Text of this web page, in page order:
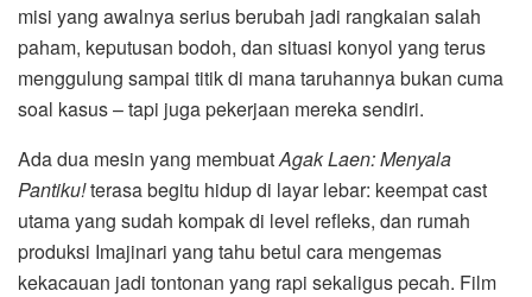
misi yang awalnya serius berubah jadi rangkaian salah
paham, keputusan bodoh, dan situasi konyol yang terus
menggulung sampai titik di mana taruhannya bukan cuma
soal kasus – tapi juga pekerjaan mereka sendiri.
Ada dua mesin yang membuatAgak Laen: Menyala
Pantiku!terasa begitu hidup di layar lebar: keempat cast
utama yang sudah kompak di level refleks, dan rumah
produksi Imajinari yang tahu betul cara mengemas
kekacauan jadi tontonan yang rapi sekaligus pecah. Film